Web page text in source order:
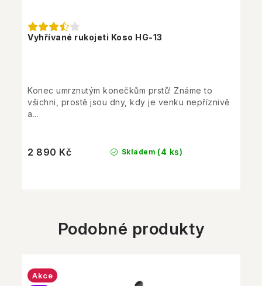
Vyhřívané rukojeti Koso HG-13
Skladem (4 ks)
2 890 Kč
Konec umrznutým konečkům prstů! Známe to
všichni, prostě jsou dny, kdy je venku nepříznivě
a...
Podobné produkty
Akce